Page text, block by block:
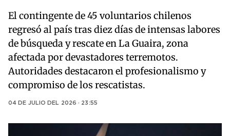
El contingente de 45 voluntarios chilenos
regresó al país tras diez días de intensas labores
de búsqueda y rescate en La Guaira, zona
afectada por devastadores terremotos.
Autoridades destacaron el profesionalismo y
compromiso de los rescatistas.
04 DE JULIO DEL 2026 · 23:55